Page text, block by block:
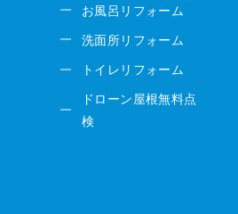
お風呂リフォーム
洗面所リフォーム
トイレリフォーム
ドローン屋根無料点
検